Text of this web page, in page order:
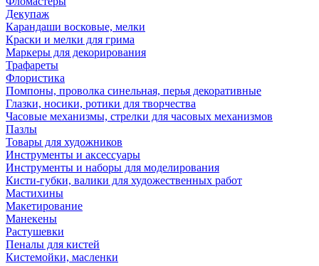
Декупаж
Карандаши восковые, мелки
Краски и мелки для грима
Маркеры для декорирования
Трафареты
Флористика
Помпоны, проволка синельная, перья декоративные
Глазки, носики, ротики для творчества
Часовые механизмы, стрелки для часовых механизмов
Пазлы
Товары для художников
Инструменты и аксессуары
Инструменты и наборы для моделирования
Кисти-губки, валики для художественных работ
Мастихины
Макетирование
Манекены
Растушевки
Пеналы для кистей
Кистемойки, масленки